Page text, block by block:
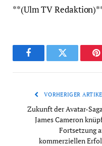
**(Ulm TV
FacebookTwitter
VORHERIGER
Zukunft der Avatar-
James Cameron
Fortsetzung
kommerziellen